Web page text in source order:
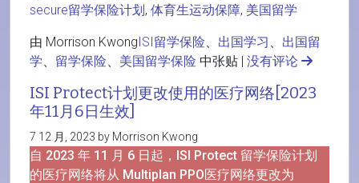
secure留学保险计划, 体育生运动保障, 美国留学
由 Morrison KwongISI留学保险 出国学习
出国留
学
留学保险 美国留学保险 中张贴 | 没有评论
ISI Protect计划更改使用的医疗网络[2023
年11月6日生效]
7 12 月, 2023 by Morrison Kwong
自 2023 年 11 月 6 日起，ISI Protect 留学保险计划
的医疗网络将从 Multiplan PPO医疗网络更改为